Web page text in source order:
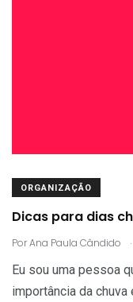
ORGANIZAÇÃO
Dicas para dias
PorAna Paula Cândido .
Eu sou uma pessoa
importância da